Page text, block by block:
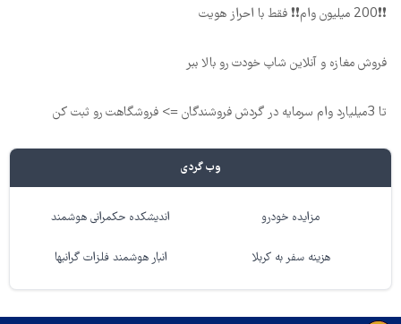
❗❗200 میلیون وام❗❗ فقط با احراز هویت
فروش مغازه و آنلاین شاپ خودت رو بالا ببر
تا 3میلیارد وام سرمایه در گردش فروشندگان => فروشگاهت رو ثبت کن
وب گردی
مزایده خودرو اندیشکده حکمرانی هوشمند
هزینه سفر به کربلا انبار هوشمند فلزات گرانبها